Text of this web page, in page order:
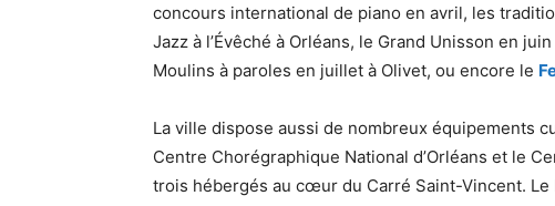
concours international de piano en avril, les
Jazz à l’Évêché à Orléans, le Grand Unisson en
Moulins à paroles en juillet à Olivet, ou encore le
La ville dispose aussi de nombreux équipements
Centre Chorégraphique National d’Orléans et le
trois hébergés au cœur du Carré Saint-Vincent. Le